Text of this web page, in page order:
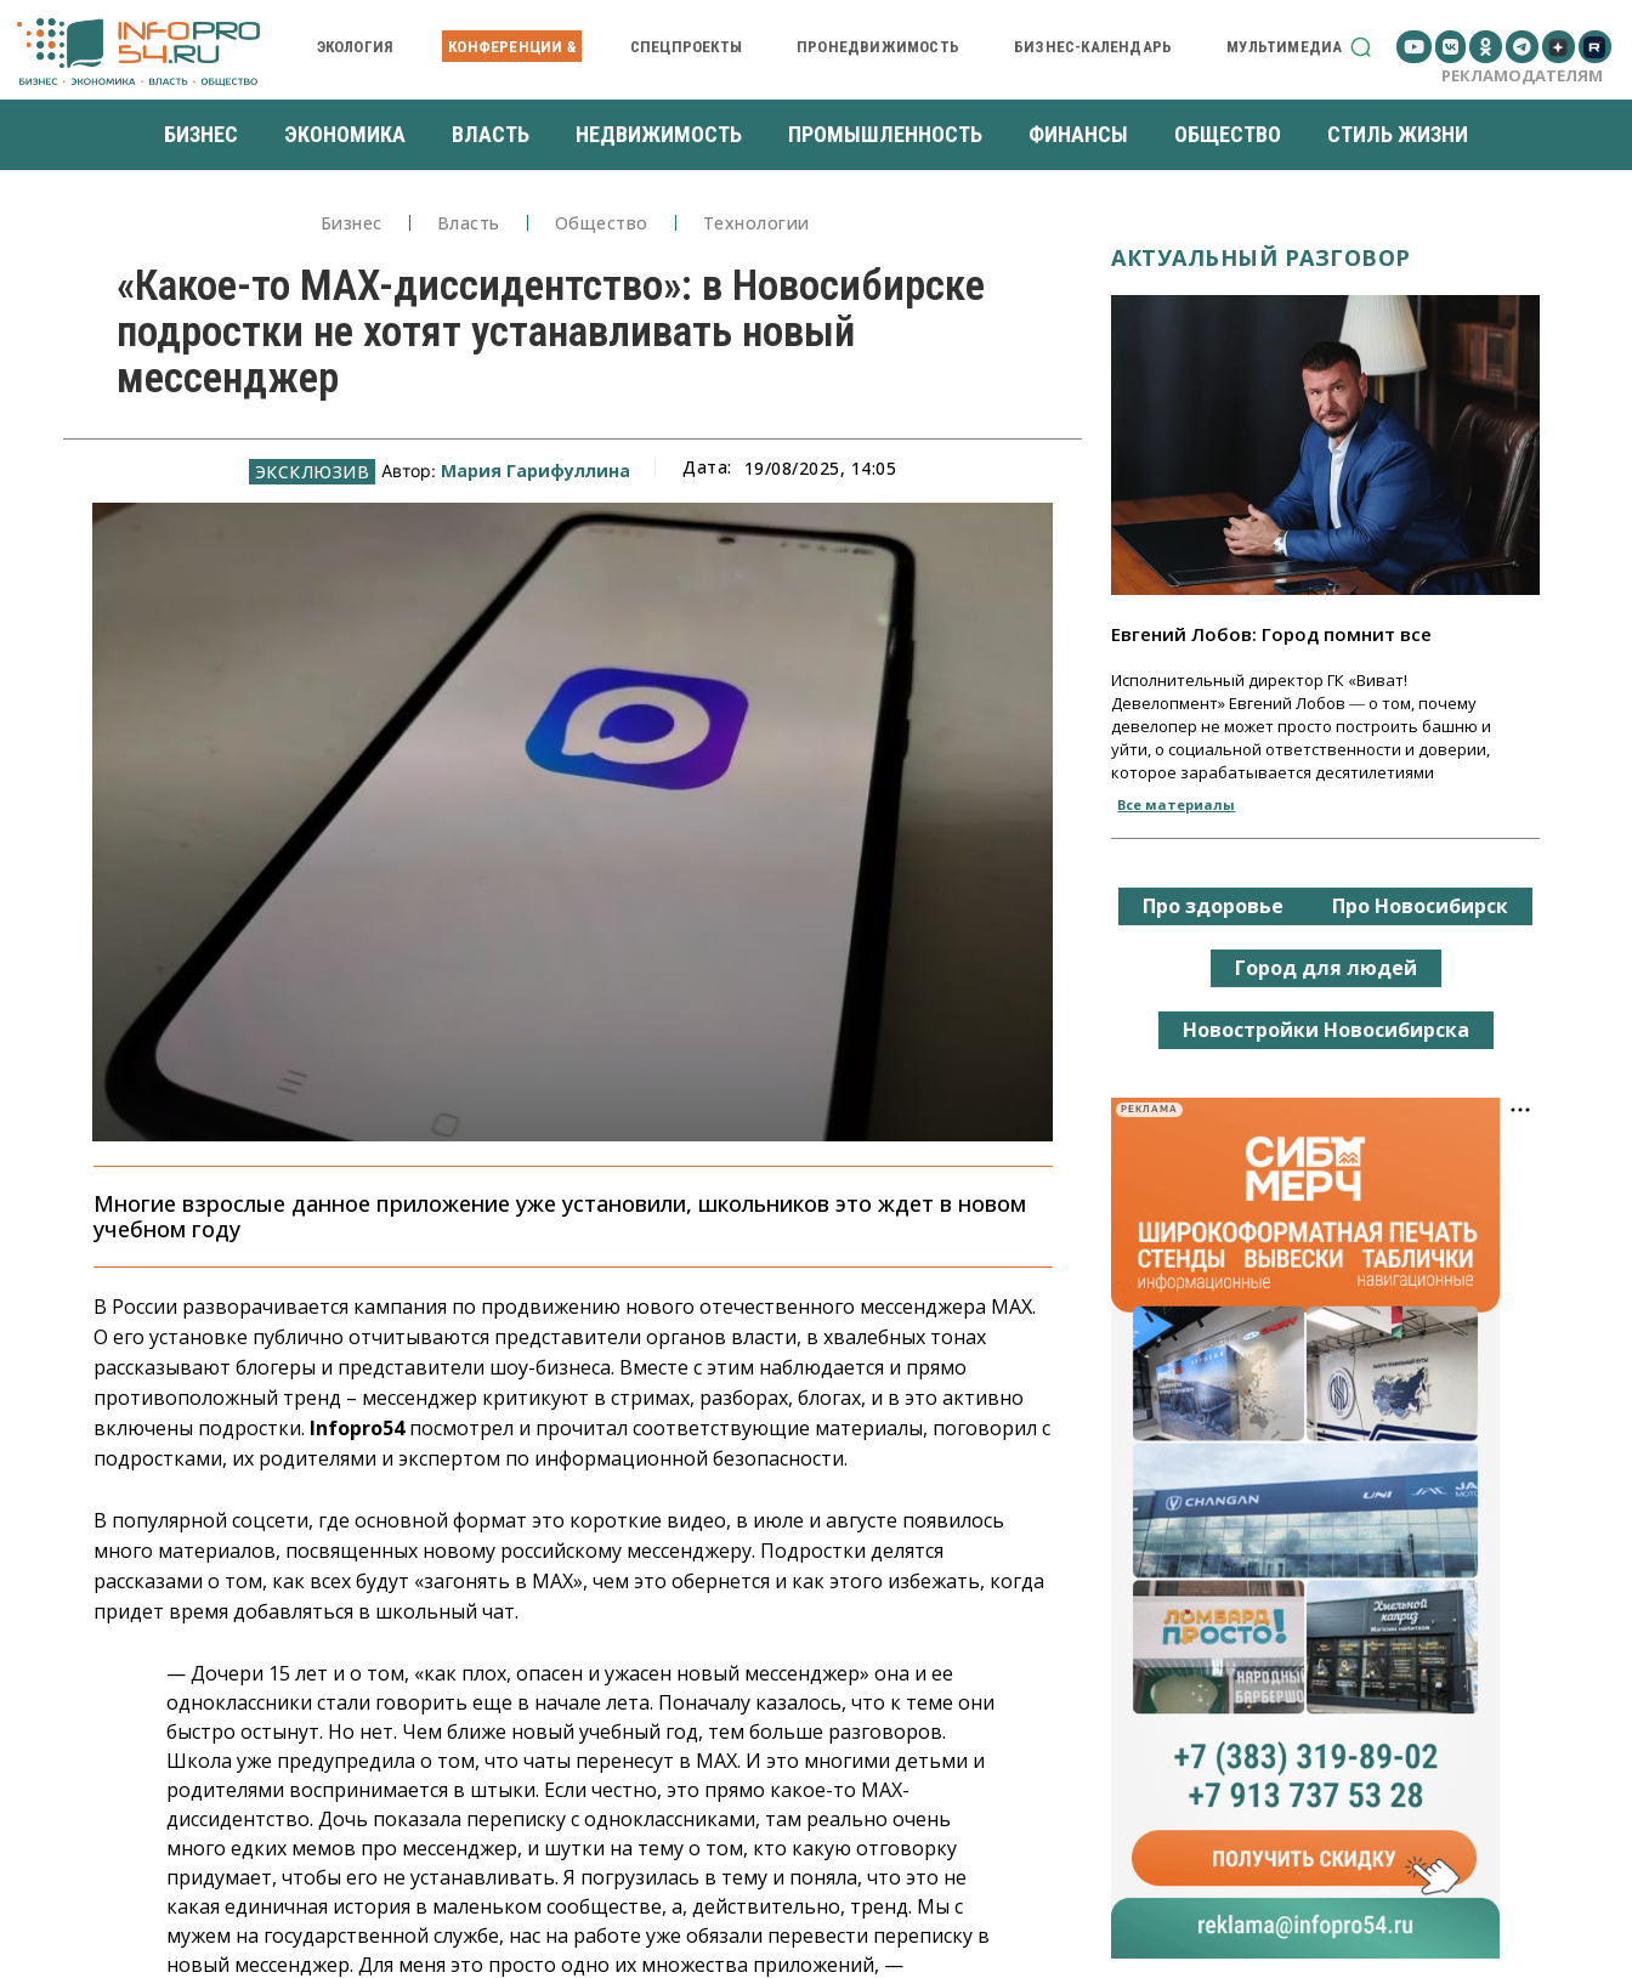
ЭКОЛОГИЯ КОНФЕРЕНЦИИ & СПЕЦПРОЕКТЫ ПРОНЕДВИЖИМОСТЬ БИЗНЕС-КАЛЕНДАРЬ МУЛЬТИМЕДИА
РЕКЛАМОДАТЕЛЯМ
БИЗНЕС ЭКОНОМИКА ВЛАСТЬ НЕДВИЖИМОСТЬ ПРОМЫШЛЕННОСТЬ ФИНАНСЫ ОБЩЕСТВО СТИЛЬ ЖИЗНИ
Бизнес Власть Общество Технологии
«Какое-то MAX-диссидентство»: в Новосибирске
подростки не хотят устанавливать новый
мессенджер
Автор: Мария Гарифуллина Дата: 19/08/2025, 14:05
Многие взрослые данное приложение уже установили, школьников это ждет в новом
учебном году
В России разворачивается кампания по продвижению нового отечественного мессенджера MAX.
О его установке публично отчитываются представители органов власти, в хвалебных тонах
рассказывают блогеры и представители шоу-бизнеса. Вместе с этим наблюдается и прямо
противоположный тренд – мессенджер критикуют в стримах, разборах, блогах, и в это активно
включены подростки. Infopro54посмотрел и прочитал соответствующие материалы, поговорил с
подростками, их родителями и экспертом по информационной безопасности.
В популярной соцсети, где основной формат это короткие видео, в июле и августе появилось
много материалов, посвященных новому российскому мессенджеру. Подростки делятся
рассказами о том, как всех будут «загонять в MAX», чем это обернется и как этого избежать, когда
придет время добавляться в школьный чат.
— Дочери 15 лет и о том, «как плох, опасен и ужасен новый мессенджер» она и ее
одноклассники стали говорить еще в начале лета. Поначалу казалось, что к теме они
быстро остынут. Но нет. Чем ближе новый учебный год, тем больше разговоров.
Школа уже предупредила о том, что чаты перенесут в MAX. И это многими детьми и
родителями воспринимается в штыки. Если честно, это прямо какое-то MAX-
диссидентство. Дочь показала переписку с одноклассниками, там реально очень
много едких мемов про мессенджер, и шутки на тему о том, кто какую отговорку
придумает, чтобы его не устанавливать. Я погрузилась в тему и поняла, что это не
какая единичная история в маленьком сообществе, а, действительно, тренд. Мы с
мужем на государственной службе, нас на работе уже обязали перевести переписку в
новый мессенджер. Для меня это просто одно их множества приложений, —
АКТУАЛЬНЫЙ РАЗГОВОР
Евгений Лобов: Город помнит все
Исполнительный директор ГК «Виват!
Девелопмент» Евгений Лобов ― о том, почему
девелопер не может просто построить башню и
уйти, о социальной ответственности и доверии,
которое зарабатывается десятилетиями
Все материалы
Про здоровье Про Новосибирск
Город для людей
Новостройки Новосибирска
РЕКЛАМА